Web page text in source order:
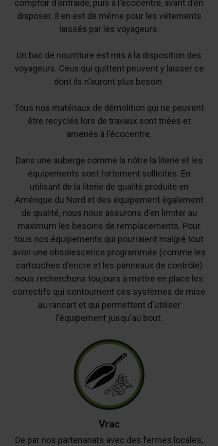
comptoir d'entraide, puis à l'écocentre, avant d'en
disposer. Il en est de même pour les vêtements
laissés par les voyageurs.
Un bac de nourriture est mis à la disposition des
voyageurs. Ceux qui quittent peuvent y laisser ce
dont ils n'auront plus besoin.
Tous nos matériaux de démolition qui ne peuvent
être recyclés lors de travaux sont triées et
amenés à l'écocentre.
Dans une auberge comme la nôtre la literie et les
équipements sont fortement sollicités. En
utilisant de la literie de qualité produite en
Amérique du Nord et des équipement également
de qualité, nous nous assurons d'en limiter au
maximum les besoins de remplacements. Pour
tous nos équipements qui pourraient malgré tout
avoir une obsolescence programmée (comme les
cartouches d'encre et les panneaux de contrôle)
nous recherchons toujours à mettre en place les
correctifs qui contournent ces systèmes de mise
au rancart et qui permettent d'utiliser
l'équipement jusqu'au bout.
Vrac
De par nos partenariats avec des fermes locales,